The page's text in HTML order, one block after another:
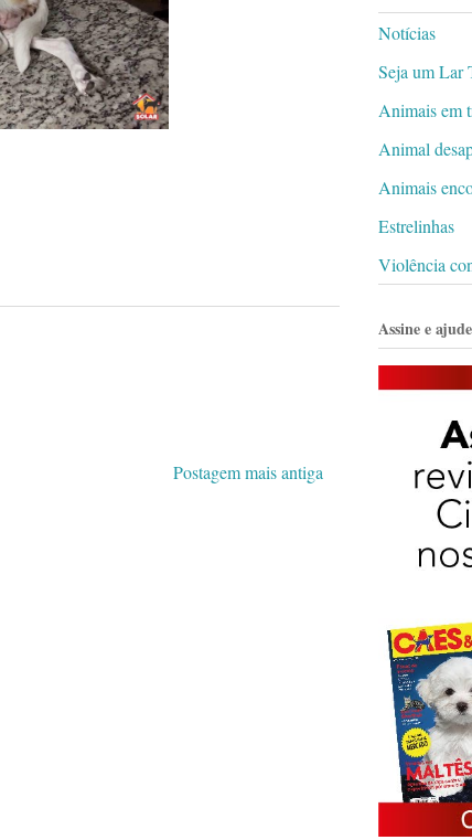
Postagem mais antiga
Notícias
Seja um Lar
Animais em
Animal
Animais
Estrelinhas
Violência
Assine e